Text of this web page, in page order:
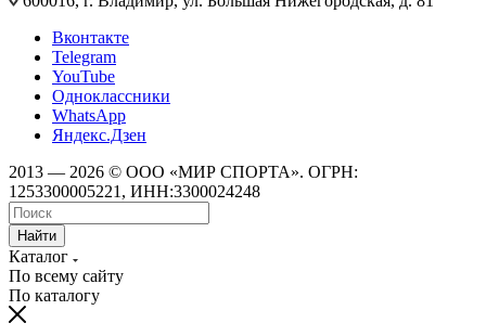
Вконтакте
Telegram
YouTube
Одноклассники
WhatsApp
Яндекс.Дзен
2013 — 2026 © ООО «МИР СПОРТА». ОГРН:
1253300005221, ИНН:3300024248
Найти
Каталог
По всему сайту
По каталогу